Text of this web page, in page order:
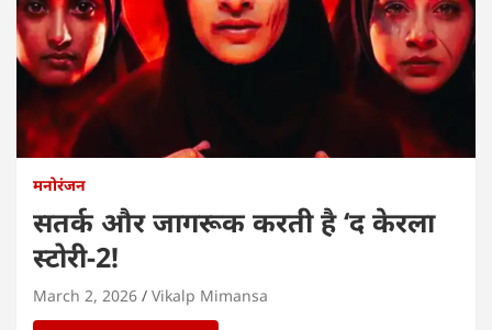
मनोरंजन
सतर्क और जागरूक करती है ‘द केरला
स्टोरी-2!
March 2, 2026 Vikalp Mimansa